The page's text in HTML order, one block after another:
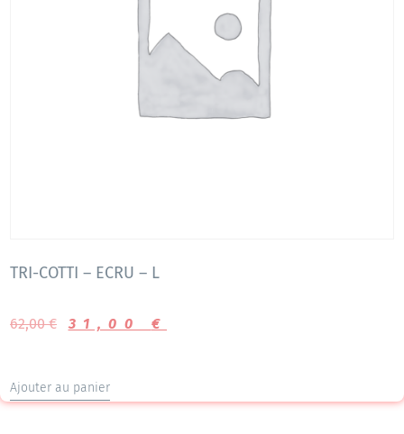
TRI-COTTI – ECRU – L
62,00€ 31,00 €
Ajouter au panier